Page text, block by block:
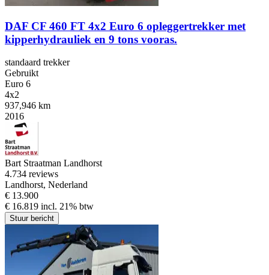
DAF CF 460 FT 4x2 Euro 6 opleggertrekker met
kipperhydrauliek en 9 tons vooras.
standaard trekker
Gebruikt
Euro 6
4x2
937,946 km
2016
Bart Straatman Landhorst
4.734 reviews
Landhorst, Nederland
€ 13.900
€ 16.819 incl. 21% btw
Stuur bericht